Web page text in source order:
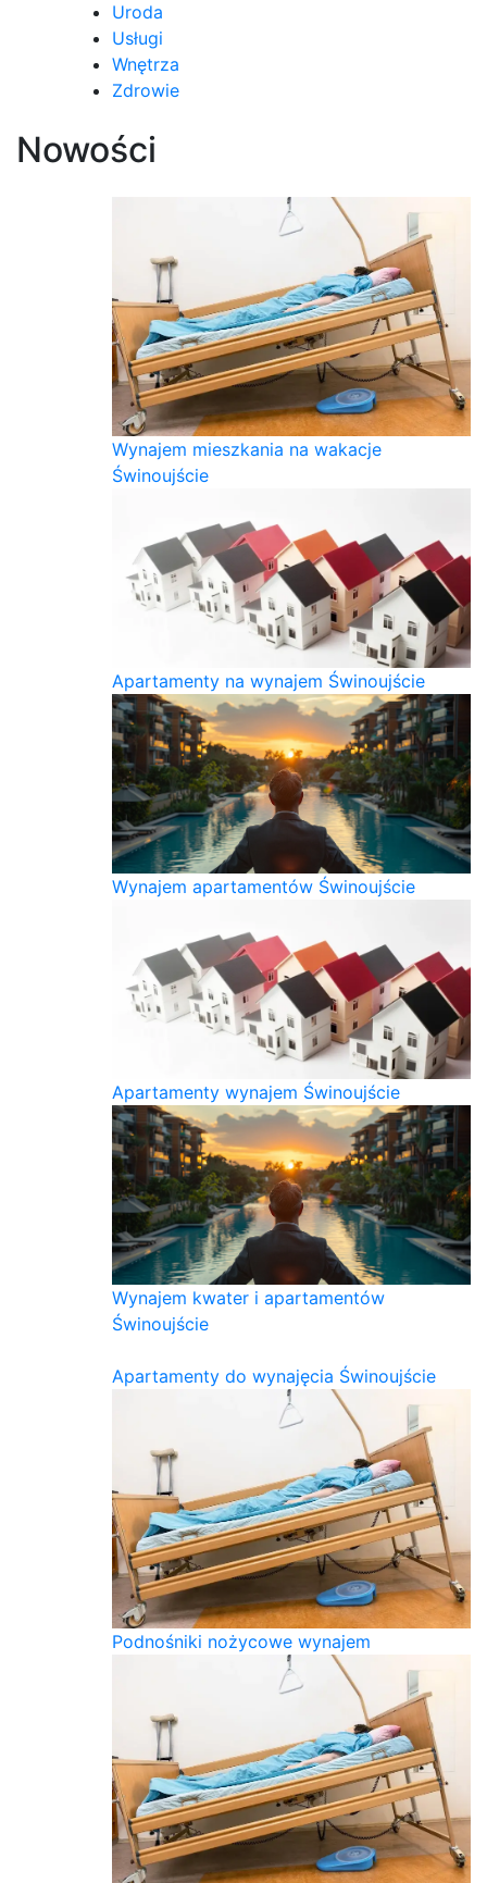
Uroda
Usługi
Wnętrza
Zdrowie
Nowości
Wynajem mieszkania na wakacje
Świnoujście
Apartamenty na wynajem Świnoujście
Wynajem apartamentów Świnoujście
Apartamenty wynajem Świnoujście
Wynajem kwater i apartamentów
Świnoujście
Apartamenty do wynajęcia Świnoujście
Podnośniki nożycowe wynajem